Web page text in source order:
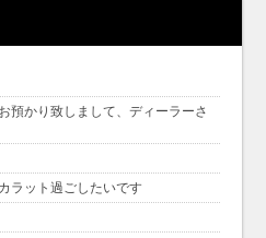
預かり致しまして、ディーラーさ
ラット過ごしたいです